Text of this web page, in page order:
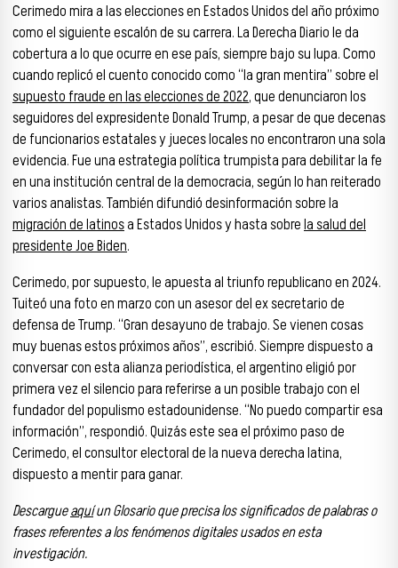
Cerimedo mira a las elecciones en Estados Unidos del año próximo
como el siguiente escalón de su carrera. La Derecha Diario le da
cobertura a lo que ocurre en ese país, siempre bajo su lupa. Como
cuando replicó el cuento conocido como “la gran mentira” sobre el
supuesto fraude en las elecciones de 2022, que denunciaron los
seguidores del expresidente Donald Trump, a pesar de que decenas
de funcionarios estatales y jueces locales no encontraron una sola
evidencia. Fue una estrategia política trumpista para debilitar la fe
en una institución central de la democracia, según lo han reiterado
varios analistas. También difundió desinformación sobre la
migración de latinosa Estados Unidos y hasta sobrela salud del
presidente Joe Biden.
Cerimedo, por supuesto, le apuesta al triunfo republicano en 2024.
Tuiteó una foto en marzo con un asesor del ex secretario de
defensa de Trump. “Gran desayuno de trabajo. Se vienen cosas
muy buenas estos próximos años”, escribió. Siempre dispuesto a
conversar con esta alianza periodística, el argentino eligió por
primera vez el silencio para referirse a un posible trabajo con el
fundador del populismo estadounidense. “No puedo compartir esa
información”, respondió. Quizás este sea el próximo paso de
Cerimedo, el consultor electoral de la nueva derecha latina,
dispuesto a mentir para ganar.
Descargueaquíun Glosario que precisa los significados de palabras o
frases referentes a los fenómenos digitales usados en esta
investigación.